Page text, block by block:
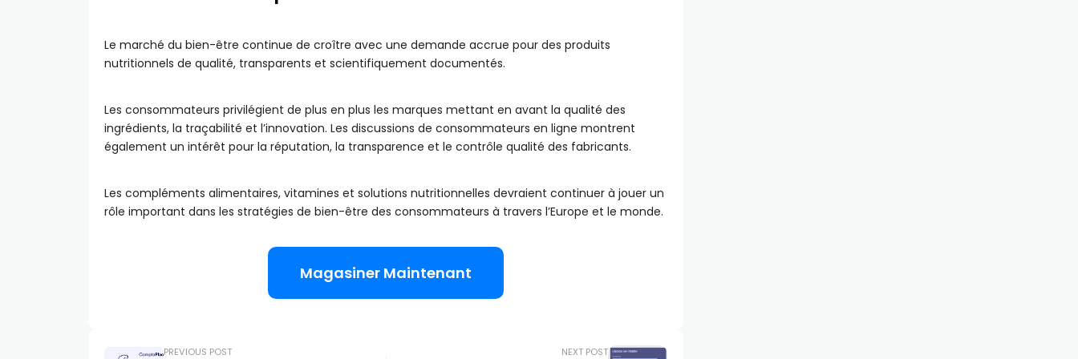
Le marché du bien-être continue de croître avec une demande accrue pour des produits
nutritionnels de qualité, transparents et scientifiquement documentés.
Les consommateurs privilégient de plus en plus les marques mettant en avant la qualité des
ingrédients, la traçabilité et l’innovation. Les discussions de consommateurs en ligne montrent
également un intérêt pour la réputation, la transparence et le contrôle qualité des fabricants.
Les compléments alimentaires, vitamines et solutions nutritionnelles devraient continuer à jouer un
rôle important dans les stratégies de bien-être des consommateurs à travers l’Europe et le monde.
Magasiner Maintenant
PREVIOUS POST NEXT POST